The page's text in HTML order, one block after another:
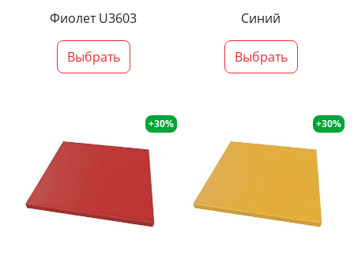
Фиолет U3603
Выбрать
Синий
Выбрать
+30% +30%